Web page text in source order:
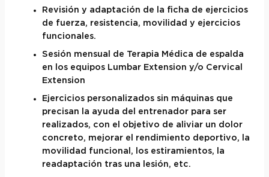
Revisión y adaptación de la ficha de ejercicios
de fuerza, resistencia, movilidad y ejercicios
funcionales.
Sesión mensual de Terapia Médica de espalda
en los equipos Lumbar Extension y/o Cervical
Extension
Ejercicios personalizados sin máquinas que
precisan la ayuda del entrenador para ser
realizados, con el objetivo de aliviar un dolor
concreto, mejorar el rendimiento deportivo, la
movilidad funcional, los estiramientos, la
readaptación tras una lesión, etc.